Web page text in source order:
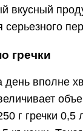
меню
гречки, как
ее не
на 12